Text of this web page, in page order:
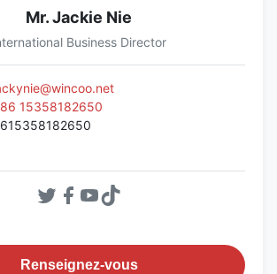
Mr. Jackie Nie
Business Director
15358182650
Renseignez-vous